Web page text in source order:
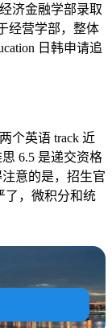
济金融学部录取
经营学部，整体
日韩申请追
个英语 track 近
6.5 是递交资格
意的是，招生官
了，微积分和统